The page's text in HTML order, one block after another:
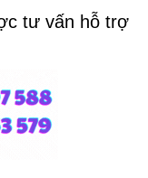
tư vấn hỗ trợ